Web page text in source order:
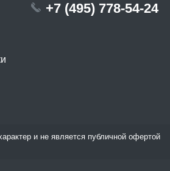
+7 (495) 778-54-24
и не является публичной офертой